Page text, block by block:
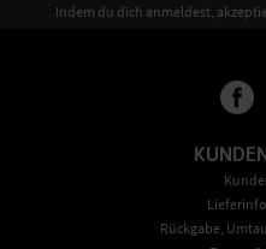
Indem du dich anmeldest,
Rückgabe,